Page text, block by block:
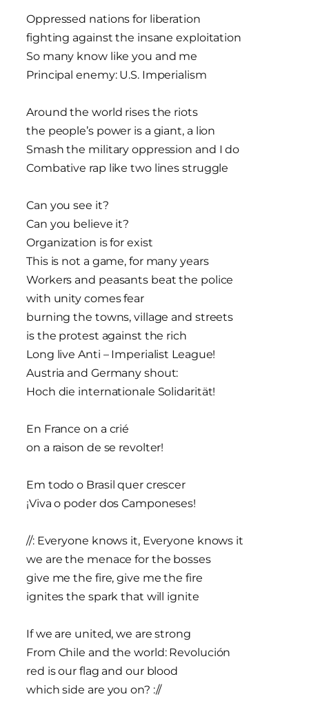
Oppressed nations for liberation
fighting against the insane exploitation
So many know like you and me
Principal enemy: U.S. Imperialism
Around the world rises the riots
the people’s power is a giant, a lion
Smash the military oppression and I do
Combative rap like two lines struggle
Can you see it?
Can you believe it?
Organization is for exist
This is not a game, for many years
Workers and peasants beat the police
with unity comes fear
burning the towns, village and streets
is the protest against the rich
Long live Anti – Imperialist League!
Austria and Germany shout:
Hoch die internationale Solidarität!
En France on a crié
on a raison de se revolter!
Em todo o Brasil quer crescer
¡Viva o poder dos Camponeses!
//: Everyone knows it, Everyone knows it
we are the menace for the bosses
give me the fire, give me the fire
ignites the spark that will ignite
If we are united, we are strong
From Chile and the world: Revolución
red is our flag and our blood
which side are you on? ://